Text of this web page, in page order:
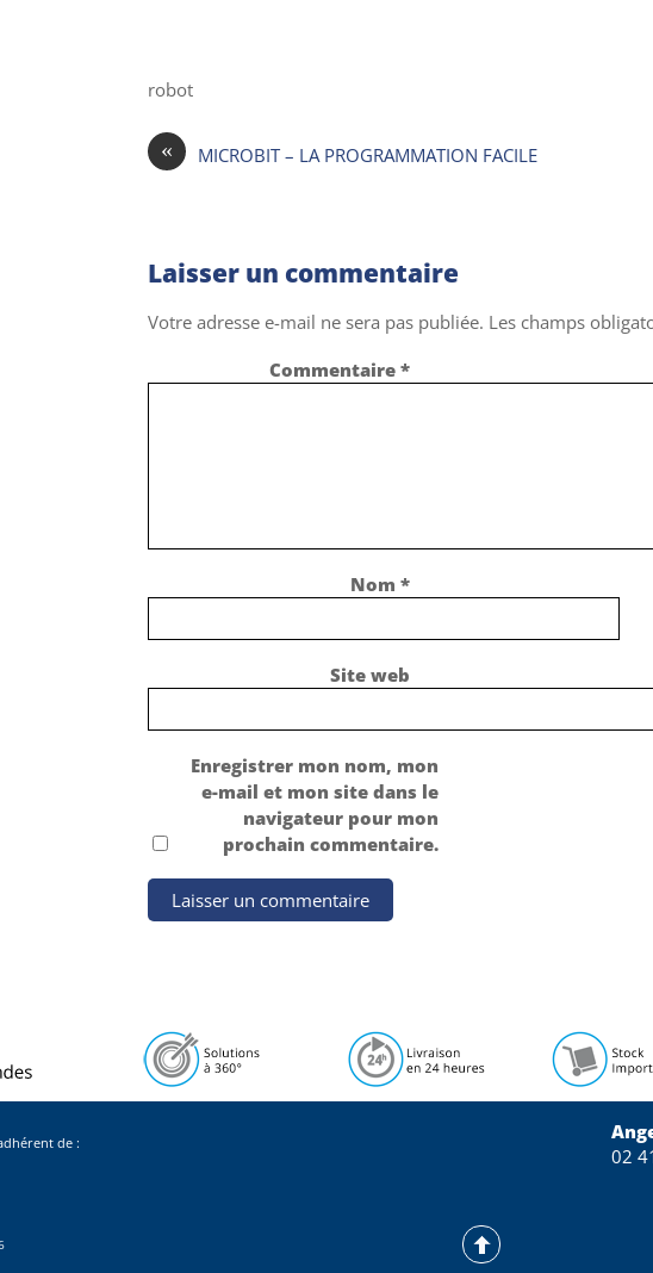
robot
« MICROBIT – LA PROGRAMMATION FACILE
Laisser un commentaire
Votre adresse e-mail ne sera pas publiée. Les champs
Commentaire *
Nom *
Site web
Enregistrer mon nom, mon
e-mail et mon site dans le
navigateur pour mon
prochain commentaire.
de :
02